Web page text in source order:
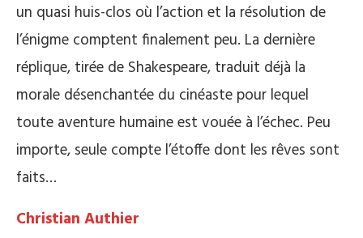
un quasi huis-clos où l’action et la résolution de
l’énigme comptent finalement peu. La dernière
réplique, tirée de Shakespeare, traduit déjà la
morale désenchantée du cinéaste pour lequel
toute aventure humaine est vouée à l’échec. Peu
importe, seule compte l’étoffe dont les rêves sont
faits…
Christian Authier